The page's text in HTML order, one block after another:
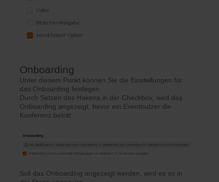
Onboarding
Unter diesem Punkt können Sie die Einstellungen für
das Onboarding festlegen.
Durch Setzen des Hakens in der Checkbox, wird das
Onboarding angezeigt, bevor ein Eventnutzer die
Konferenz betritt.
Soll das Onboarding angezeigt werden, wird es so in